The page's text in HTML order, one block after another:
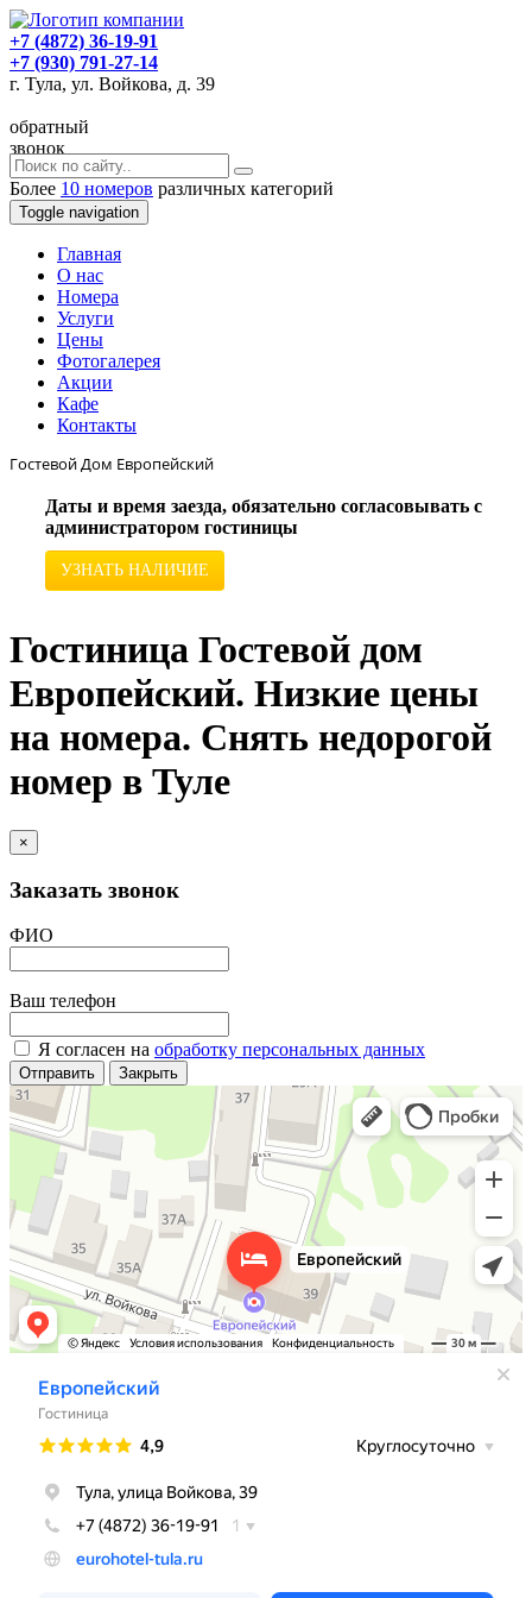
+7 (4872) 36-19-91
+7 (930) 791-27-14
г. Тула, ул. Войкова, д. 39
обратный
звонок
Более 10 номеров различных категорий
Toggle navigation
Главная
O нас
Номера
Услуги
Цены
Фотогалерея
Акции
Кафе
Контакты
Гостевой Дом Европейский
Даты и время заезда, обязательно согласовывать с
администратором гостиницы
УЗНАТЬ НАЛИЧИЕ
Гостиница Гостевой дом
Европейский. Низкие цены
на номера. Снять недорогой
номер в Туле
×
Заказать звонок
ФИО
Ваш телефон
Я согласен на обработку персональных данных
Отправить Закрыть